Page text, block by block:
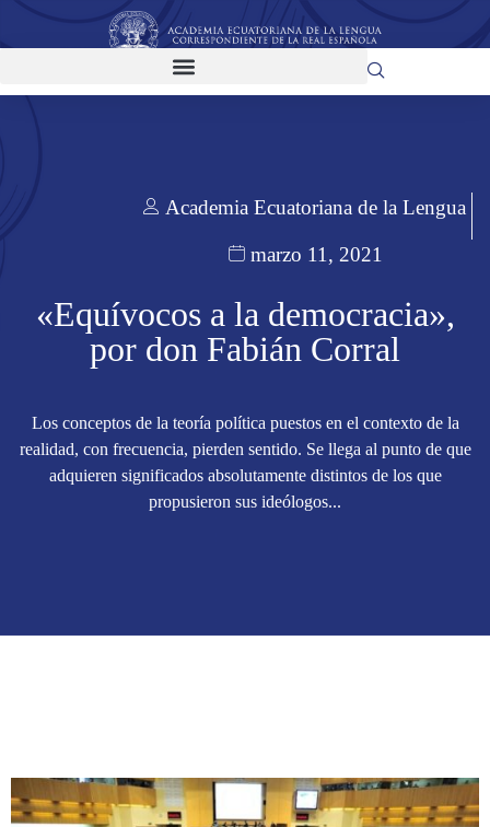
Academia Ecuatoriana de la Lengua
marzo 11, 2021
«Equívocos a la democracia»,
por don Fabián Corral
Los conceptos de la teoría política puestos en el contexto de la
realidad, con frecuencia, pierden sentido. Se llega al punto de que
adquieren significados absolutamente distintos de los que
propusieron sus ideólogos...